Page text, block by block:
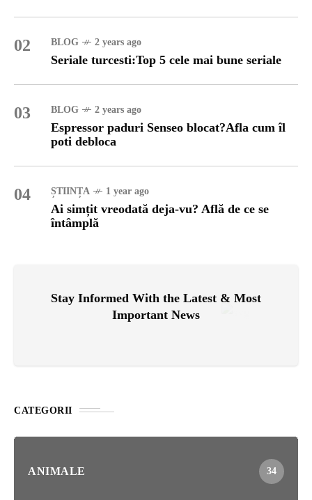
02 BLOG 2 years ago
Seriale turcesti:Top 5 cele mai bune seriale
03 BLOG 2 years ago
Espressor paduri Senseo blocat?Afla cum îl
poti debloca
04 ȘTIINȚA 1 year ago
Ai simțit vreodată deja-vu? Află de ce se
întâmplă
Stay Informed With the Latest & Most
Important News
CATEGORII
ANIMALE 34